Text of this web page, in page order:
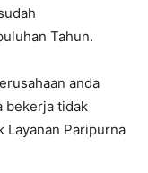
Tahun.
anda
bekerja tidak
Layanan Paripurna